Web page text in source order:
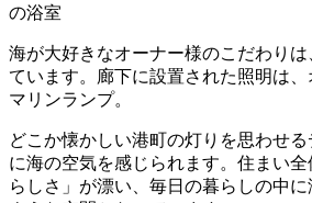
海が大好きなオーナー様のこだわり
ています。廊下に設置された照明は
マリンランプ。
どこか懐かしい港町の灯りを思わせ
に海の空気を感じられます。住まい
らしさ」が漂い、毎日の暮らしの中